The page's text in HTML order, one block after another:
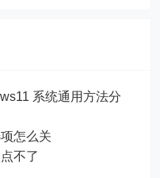
系统通用方法分
怎么关
不了